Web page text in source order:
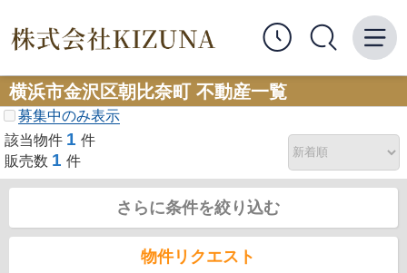
横浜市金沢区朝比奈町 不動産一覧
募集中のみ表示
該当物件 1 件
販売数 1 件
さらに条件を絞り込む
物件リクエスト